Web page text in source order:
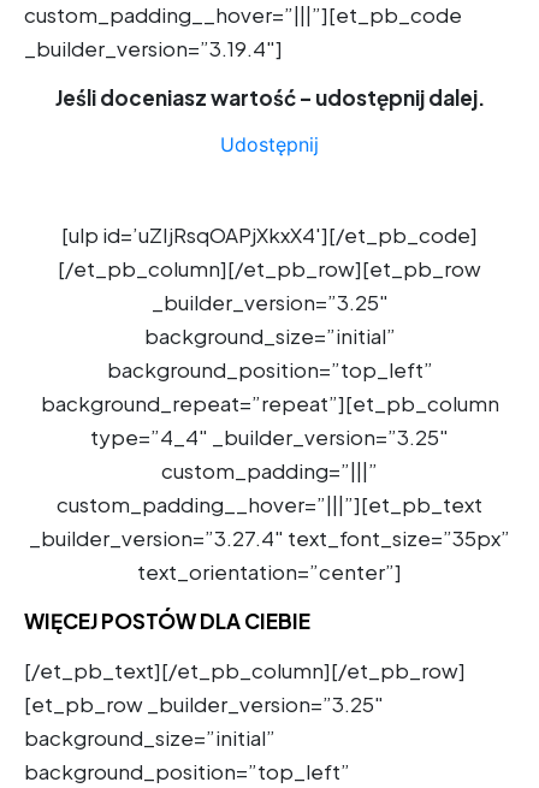
custom_padding__hover=”|||”][et_pb_code
_builder_version=”3.19.4″]
Jeśli doceniasz wartość – udostępnij dalej.
Udostępnij
[ulp id=’uZIjRsqOAPjXkxX4′][/et_pb_code]
[/et_pb_column][/et_pb_row][et_pb_row
_builder_version=”3.25″
background_size=”initial”
background_position=”top_left”
background_repeat=”repeat”][et_pb_column
type=”4_4″ _builder_version=”3.25″
custom_padding=”|||”
custom_padding__hover=”|||”][et_pb_text
_builder_version=”3.27.4″ text_font_size=”35px”
text_orientation=”center”]
WIĘCEJ POSTÓW DLA CIEBIE
[/et_pb_text][/et_pb_column][/et_pb_row]
[et_pb_row _builder_version=”3.25″
background_size=”initial”
background_position=”top_left”